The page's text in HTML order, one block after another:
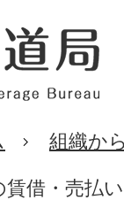
組織か
賃借・売払